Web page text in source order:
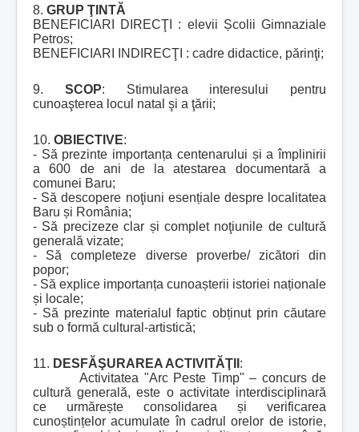
8. GRUP ŢINTĂ
BENEFICIARI DIRECŢI : elevii Școlii Gimnaziale
Petros;
BENEFICIARI INDIRECŢI : cadre didactice, părinţi;
9. SCOP: Stimularea interesului pentru
cunoaşterea locul natal şi a ţării;
10. OBIECTIVE:
- Să prezinte importanța centenarului și a împlinirii
a 600 de ani de la atestarea documentară a
comunei Baru;
- Să descopere noţiuni esențiale despre localitatea
Baru și România;
- Să precizeze clar și complet noţiunile de cultură
generală vizate;
- Să completeze diverse proverbe/ zicători din
popor;
- Să explice importanța cunoașterii istoriei naționale
și locale;
- Să prezinte materialul faptic obținut prin căutare
sub o formă cultural-artistică;
11. DESFĂŞURAREA ACTIVITĂŢII :
Activitatea "Arc Peste Timp" – concurs de
cultură generală, este o activitate interdisciplinară
ce urmărește consolidarea și verificarea
cunoștințelor acumulate în cadrul orelor de istorie,